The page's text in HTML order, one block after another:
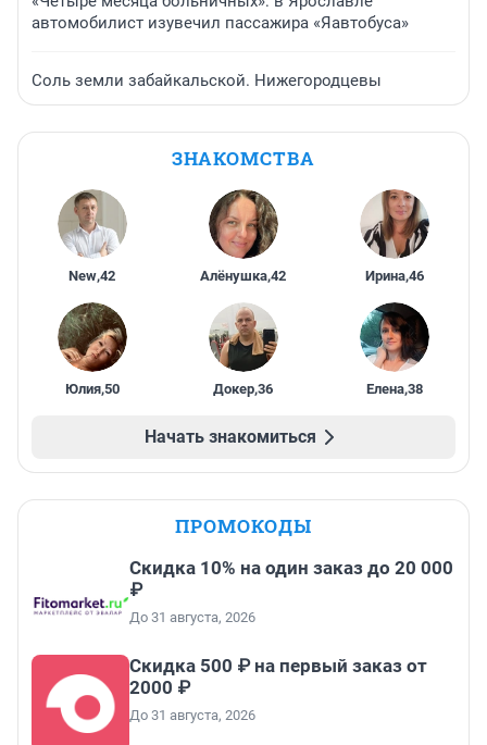
автомобилист изувечил пассажира «Яавтобуса»
Соль земли забайкальской. Нижегородцевы
ЗНАКОМСТВА
New,42 Алёнушка,42 Ирина,46
Юлия,50 Докер,36 Елена,38
Начать знакомиться
ПРОМОКОДЫ
Скидка 10% на один заказ до 20 000
₽
До 31 августа, 2026
Скидка 500 ₽ на первый заказ от
2000 ₽
До 31 августа, 2026